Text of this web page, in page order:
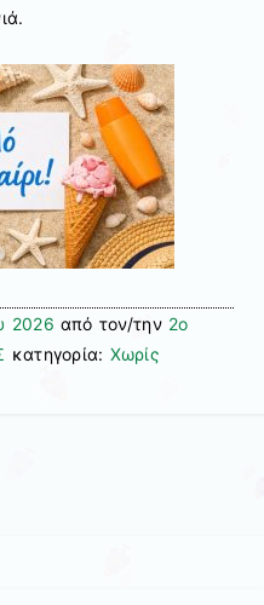
2026 από τον/την 2ο
κατηγορία: Χωρίς